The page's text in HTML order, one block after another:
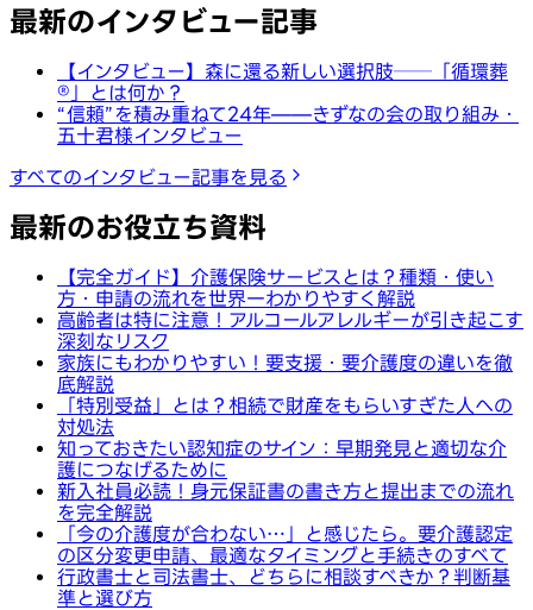
最新のインタビュー記事
【インタビュー】森に還る新しい選択肢──「循環葬
®︎」とは何か？
“信頼”を積み重ねて24年——きずなの会の取り組み・
五十君様インタビュー
すべてのインタビュー記事を見る
最新のお役立ち資料
【完全ガイド】介護保険サービスとは？種類・使い
方・申請の流れを世界一わかりやすく解説
高齢者は特に注意！アルコールアレルギーが引き起こす
深刻なリスク
家族にもわかりやすい！要支援・要介護度の違いを徹
底解説
「特別受益」とは？相続で財産をもらいすぎた人への
対処法
知っておきたい認知症のサイン：早期発見と適切な介
護につなげるために
新入社員必読！身元保証書の書き方と提出までの流れ
を完全解説
「今の介護度が合わない…」と感じたら。要介護認定
の区分変更申請、最適なタイミングと手続きのすべて
行政書士と司法書士、どちらに相談すべきか？判断基
準と選び方